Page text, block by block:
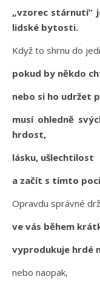
„vzorec stárnutí“
lidské bytosti.
Když to shrnu do
pokud by někdo
nebo si ho udržet
musí ohledně
hrdost,
lásku, ušlechtilost
a začít s tímto
Opravdu správné
ve vás během
vyprodukuje hrdé
nebo naopak,